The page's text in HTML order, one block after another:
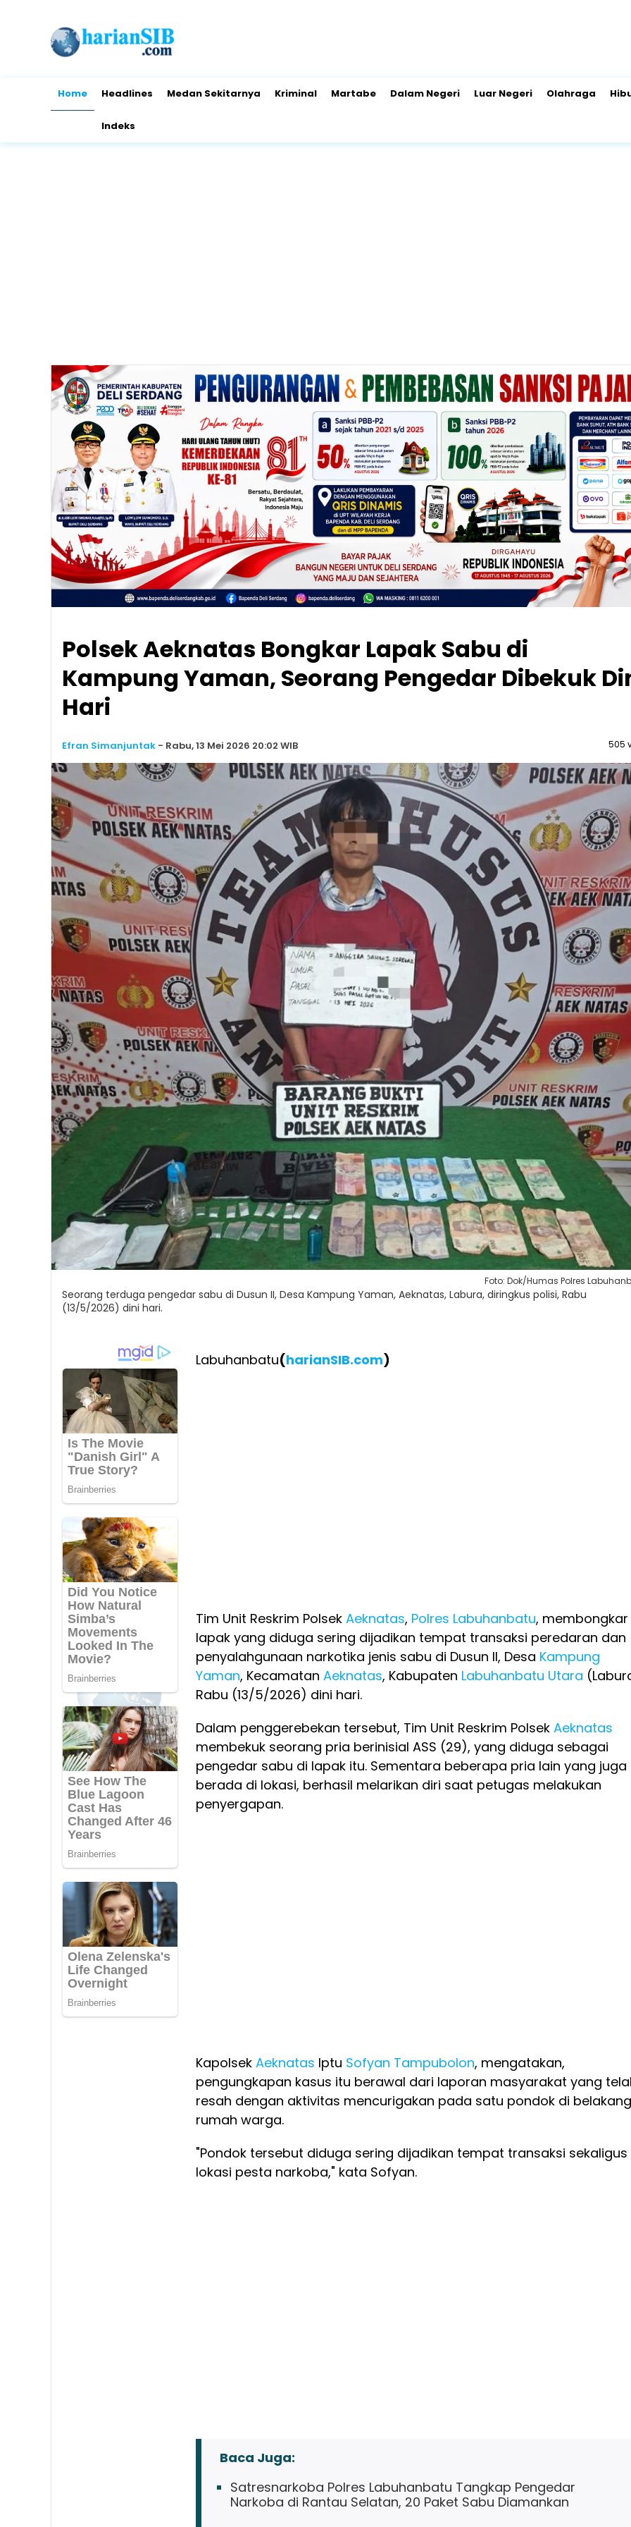
Home Headlines Medan Sekitarnya Kriminal Martabe Dalam Negeri Luar Negeri Olahraga
Indeks
Polsek Aeknatas Bongkar Lapak Sabu di
Kampung Yaman, Seorang Pengedar Dibekuk
Hari
Efran Simanjuntak - Rabu, 13 Mei 2026 20:02 WIB 505
Foto: Dok/Humas Polres
Seorang terduga pengedar sabu di Dusun II, Desa Kampung Yaman, Aeknatas, Labura, diringkus polisi, Rabu
(13/5/2026) dini hari.
Labuhanbatu(harianSIB.com)
Tim Unit Reskrim Polsek Aeknatas, Polres Labuhanbatu, membongkar
lapak yang diduga sering dijadikan tempat transaksi peredaran dan
penyalahgunaan narkotika jenis sabu di Dusun II, Desa Kampung
Yaman, Kecamatan Aeknatas, Kabupaten Labuhanbatu Utara
Rabu (13/5/2026) dini hari.
Dalam penggerebekan tersebut, Tim Unit Reskrim Polsek Aeknatas
membekuk seorang pria berinisial ASS (29), yang diduga sebagai
pengedar sabu di lapak itu. Sementara beberapa pria lain yang juga
berada di lokasi, berhasil melarikan diri saat petugas melakukan
penyergapan.
Kapolsek Aeknatas Iptu Sofyan Tampubolon, mengatakan,
pengungkapan kasus itu berawal dari laporan masyarakat yang
resah dengan aktivitas mencurigakan pada satu pondok di belakang
rumah warga.
"Pondok tersebut diduga sering dijadikan tempat transaksi sekaligus
lokasi pesta narkoba," kata Sofyan.
Baca Juga:
Satresnarkoba Polres Labuhanbatu Tangkap Pengedar
Narkoba di Rantau Selatan, 20 Paket Sabu Diamankan